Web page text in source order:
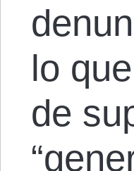
lo
de